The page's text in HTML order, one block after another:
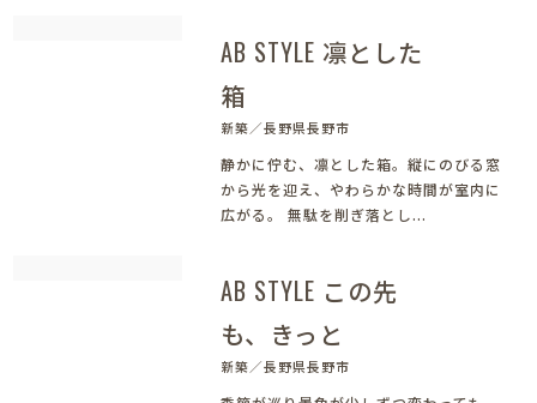
AB STYLE 凛とした
箱
新築／長野県長野市
静かに佇む、凛とした箱。縦にのびる窓
から光を迎え、やわらかな時間が室内に
広がる。 無駄を削ぎ落とし...
AB STYLE この先
も、きっと
新築／長野県長野市